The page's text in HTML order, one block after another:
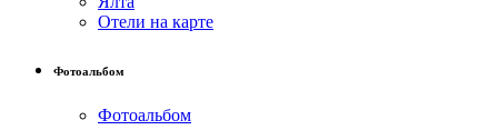
Отели на карте
Фотоальбом
Фотоальбом